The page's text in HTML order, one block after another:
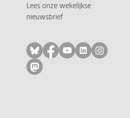
Lees onze wekelijkse
nieuwsbrief
Volg ons op bluesky
Volg ons op
Volg ons op
Volg ons
Volg
Volg ons op mastodon